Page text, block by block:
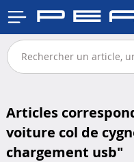
Articles
voiture col de
chargement usb"